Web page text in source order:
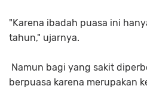
"Karena ibadah puasa ini
tahun," ujarnya.
Namun bagi yang sakit
berpuasa karena merupakan